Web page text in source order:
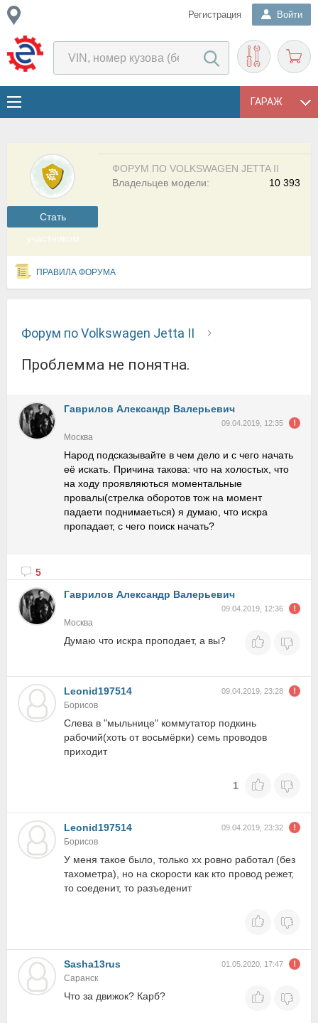
Регистрация Войти
ГАРАЖ
Cтать
участником
ФОРУМ ПО VOLKSWAGEN JETTA II
10 393
Владельцев модели:
ПРАВИЛА ФОРУМА
Форум по Volkswagen Jetta II
Проблемма не понятна.
Гаврилов Александр Валерьевич
09.04.2019, 12:35
Москва
Народ подсказывайте в чем дело и с чего начать
её искать. Причина такова: что на холостых, что
на ходу проявляються моментальные
провалы(стрелка оборотов тож на момент
падаети поднимаеться) я думаю, что искра
пропадает, с чего поиск начать?
5
Гаврилов Александр Валерьевич
09.04.2019, 12:36
Москва
Думаю что искра проподает, а вы?
Leonid197514 09.04.2019, 23:28
Борисов
Слева в "мыльнице" коммутатор подкинь
рабочий(хоть от восьмёрки) семь проводов
приходит
1
Leonid197514 09.04.2019, 23:32
Борисов
У меня такое было, только хх ровно работал (без
тахометра), но на скорости как кто провод режет,
то соеденит, то разъеденит
Sasha13rus 01.05.2020, 17:47
Саранск
Что за движок? Карб?